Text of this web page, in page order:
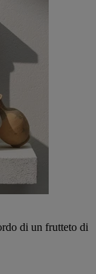
di un frutteto di